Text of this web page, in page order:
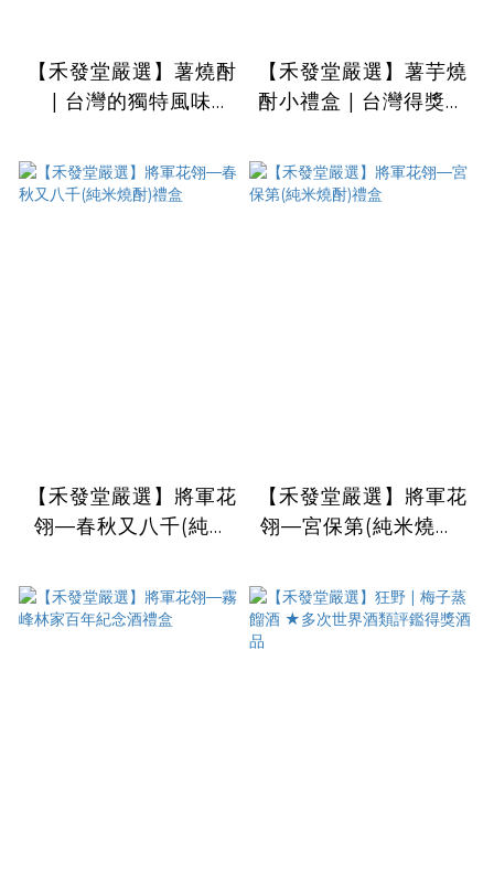
【禾發堂嚴選】薯燒酎
| 台灣的獨特風味
烈酒競賽銀質獎
【禾發堂嚴選】薯芋燒
酎小禮盒 | 台灣得獎燒
【禾發堂嚴選】將軍花
翎—春秋又八千(純米
【禾發堂嚴選】將軍花
翎—宮保第(純米燒酎)